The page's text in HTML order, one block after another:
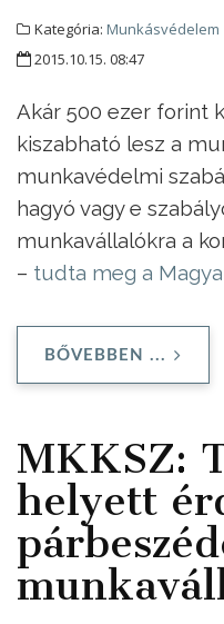
Kategória: Munkásvédelem
2015.10.15. 08:47
Akár 500 ezer forint
kiszabható lesz a
munkavédelmi
hagyó vagy e
munkavállalókra a
– tudta meg a
BŐVEBBEN ...
MKKSZ:
helyett